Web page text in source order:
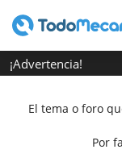
¡Advertencia!
El tema o foro
Por